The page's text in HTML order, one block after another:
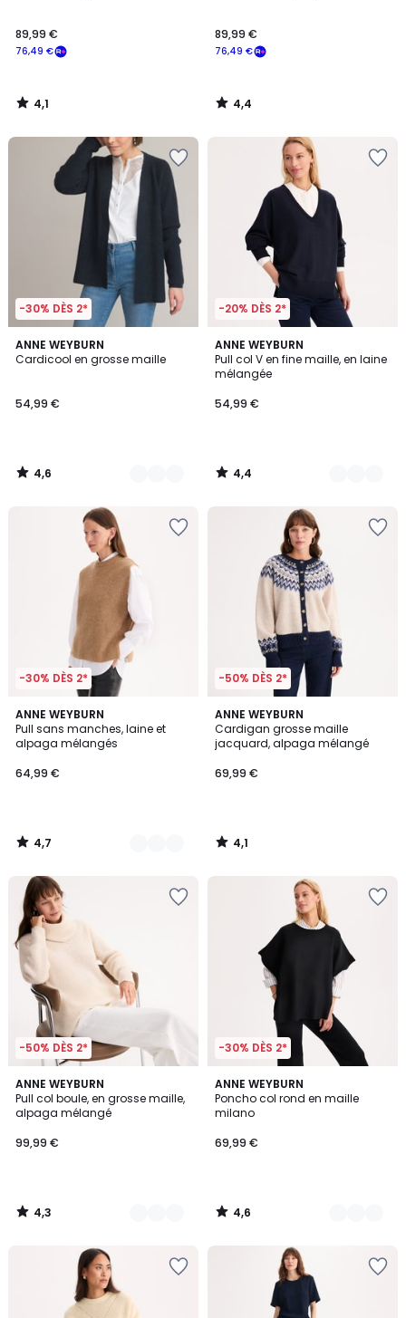
76,49 €
89,99 €
4,1
/
76,49 €
89,99 €
4,4
/
-30% DÈS 2*
ANNE WEYBURN
Cardicool en grosse maille
54,99 €
4,6
/ 5
2
Couleurs
4,6
/
-20% DÈS 2*
ANNE WEYBURN
Pull col V en fine maille, en laine
mélangée
54,99 €
4,4
/ 5
3
Couleurs
4,4
/
-30% DÈS 2*
ANNE WEYBURN
Pull sans manches, laine et
alpaga mélangés
64,99 €
4,7
/ 5
2
Couleurs
4,7
/
-50% DÈS 2*
ANNE WEYBURN
Cardigan grosse maille
jacquard, alpaga mélangé
69,99 €
4,1
/ 5
4,1
/
-50% DÈS 2*
ANNE WEYBURN
Pull col boule, en grosse maille,
alpaga mélangé
99,99 €
4,3
/ 5
2
Couleurs
4,3
/
-30% DÈS 2*
ANNE WEYBURN
Poncho col rond en maille
milano
69,99 €
4,6
/ 5
3
Couleurs
4,6
/